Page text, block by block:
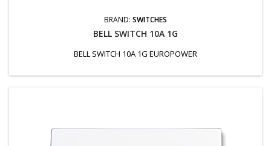
BRAND: SWITCHES
BELL SWITCH 10A 1G
BELL SWITCH 10A 1G EUROPOWER